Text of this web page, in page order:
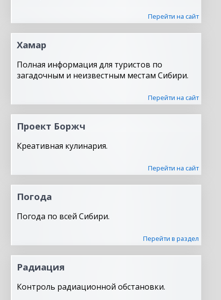
Перейти на сайт
Хамар
Полная информация для туристов по
загадочным и неизвестным местам Сибири.
Перейти на сайт
Проект Боржч
Креативная кулинария.
Перейти на сайт
Погода
Погода по всей Сибири.
Перейти в раздел
Радиация
Контроль радиационной обстановки.